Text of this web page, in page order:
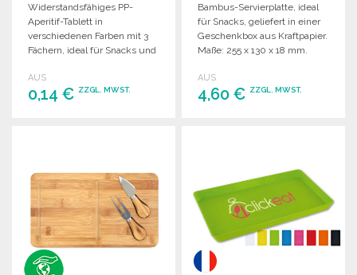
Widerstandsfähiges PP-
Aperitif-Tablett in
verschiedenen Farben mit 3
Fächern, ideal für Snacks und
AUS
0,14 € ZZGL. MWST.
Bambus-Servierplatte, ideal
für Snacks, geliefert in einer
Geschenkbox aus Kraftpapier.
Maße: 255 x 130 x 18 mm.
AUS
4,60 € ZZGL. MWST.